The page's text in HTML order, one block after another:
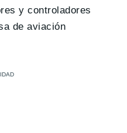
y controladores
de aviación